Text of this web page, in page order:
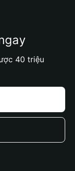
40 triệu